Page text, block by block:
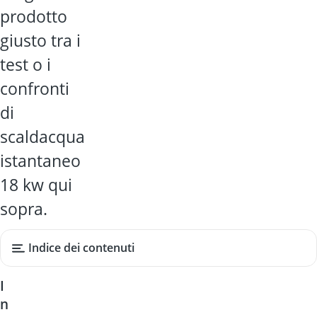
prodotto
giusto tra i
test o i
confronti
di
scaldacqua
istantaneo
18 kw qui
sopra.
Indice dei contenuti
I
n